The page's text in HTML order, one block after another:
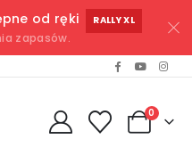
od ręki RALLY XL
zapasów.
0